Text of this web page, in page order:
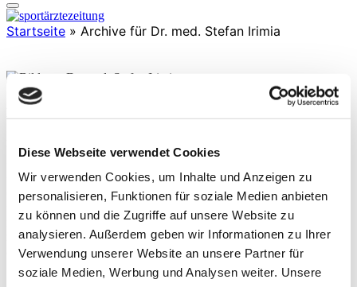
Diese Webseite verwendet Cookies
Wir verwenden Cookies, um Inhalte und Anzeigen zu
personalisieren, Funktionen für soziale Medien anbieten
zu können und die Zugriffe auf unsere Website zu
analysieren. Außerdem geben wir Informationen zu Ihrer
Verwendung unserer Website an unsere Partner für
soziale Medien, Werbung und Analysen weiter. Unsere
Startseite » Archive für Dr. med. Stefan Irimia
konservativen Orthopädie schwerpunktmäßig die Traumatologie
und betrieben. Der Fokus seiner Privatpraxis liegt in den Bereichen
Orthopädie, Sportmedizin, Chirotherapie, Physikalische Therapie
und Orthopädische Operationen. Darüber hinaus betreut er
regelmäßig u.a. in der Bukarester Klinik Clinica MedSport
zahlreiche rumänische Spitzensportler, darunter Spielerinnen der
aktuellen WTA-Tour.